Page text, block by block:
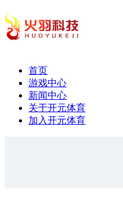
首页
游戏中心
新闻中心
关于开元体育
加入开元体育